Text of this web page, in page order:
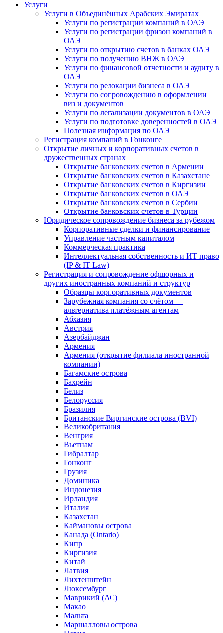
Услуги
Услуги в Объединённых Арабских Эмиратах
Услуги по регистрации компаний в ОАЭ
Услуги по регистрации фризон компаний в
ОАЭ
Услуги по открытию счетов в банках ОАЭ
Услуги по получению ВНЖ в ОАЭ
Услуги по финансовой отчетности и аудиту в
ОАЭ
Услуги по релокации бизнеса в ОАЭ
Услуги по сопровождению в оформлении
виз и документов
Услуги по легализации документов в ОАЭ
Услуги по подготовке доверенностей в ОАЭ
Полезная информация по ОАЭ
Регистрация компаний в Гонконге
Открытие личных и корпоративных счетов в
дружественных странах
Открытие банковских счетов в Армении
Открытие банковских счетов в Казахстане
Открытие банковских счетов в Киргизии
Открытие банковских счетов в ОАЭ
Открытие банковских счетов в Сербии
Открытие банковских счетов в Турции
Юридическое сопровождение бизнеса за рубежом
Корпоративные сделки и финансирование
Управление частным капиталом
Коммерческая практика
Интеллектуальная собственность и ИТ право
(IP & IT Law)
Регистрация и сопровождение офшорных и
других иностранных компаний и структур
Образцы корпоративных документов
Зарубежная компания со счётом —
альтернатива платёжным агентам
Абхазия
Австрия
Азербайджан
Армения
Армения (открытие филиала иностранной
компании)
Багамские острова
Бахрейн
Белиз
Белоруссия
Бразилия
Британские Виргинские острова (BVI)
Великобритания
Венгрия
Вьетнам
Гибралтар
Гонконг
Грузия
Доминика
Индонезия
Ирландия
Италия
Казахстан
Каймановы острова
Канада (Ontario)
Кипр
Киргизия
Китай
Латвия
Лихтенштейн
Люксембург
Маврикий (АС)
Макао
Мальта
Маршалловы острова